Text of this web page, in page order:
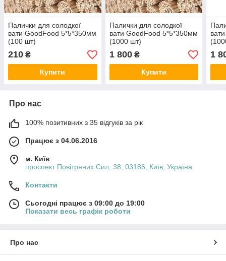
Палички для солодкої
вати GoodFood 5*5*350мм
(100 шт)
210 ₴
Купити
Палички для солодкої
вати GoodFood 5*5*350мм
(1000 шт)
1 800₴
Купити
1
Про нас
100% позитивних з 35 відгуків за рік
Працює з 04.06.2016
м. Київ
проспект Повітряних Сил, 38, 03186, Київ, Україна
Контакти
Сьогодні працює з 09:00 до 19:00
Показати весь графік роботи
Про нас